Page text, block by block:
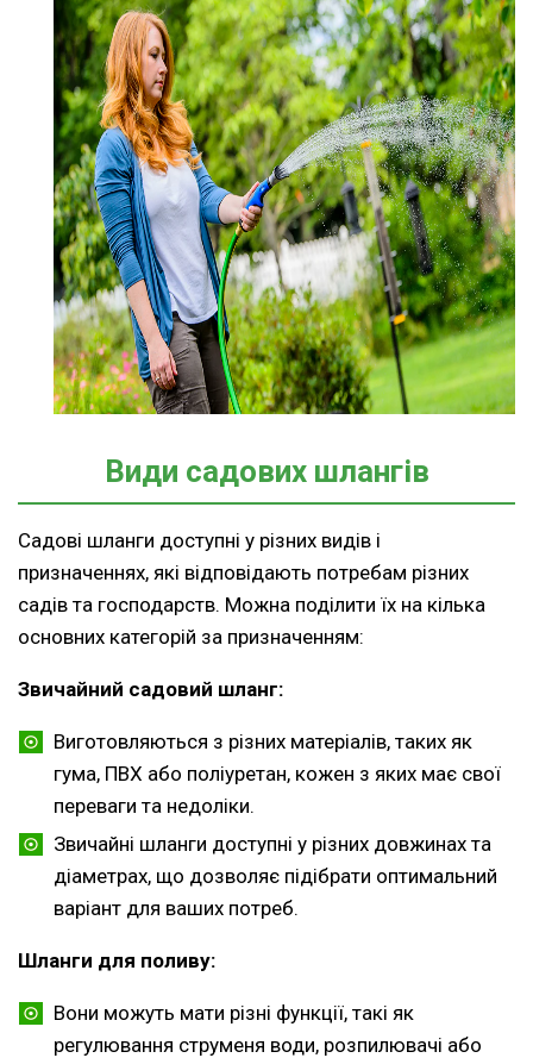
Види садових шлангів
Садові шланги доступні у різних видів і
призначеннях, які відповідають потребам різних
садів та господарств. Можна поділити їх на кілька
основних категорій за призначенням:
Звичайний садовий шланг:
Виготовляються з різних матеріалів, таких як
гума, ПВХ або поліуретан, кожен з яких має свої
переваги та недоліки.
Звичайні шланги доступні у різних довжинах та
діаметрах, що дозволяє підібрати оптимальний
варіант для ваших потреб.
Шланги для поливу:
Вони можуть мати різні функції, такі як
регулювання струменя води, розпилювачі або